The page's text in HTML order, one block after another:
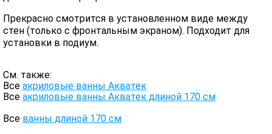
Прекрасно смотрится в установленном виде между
стен (только с фронтальным экраном). Подходит для
установки в подиум.
См. также:
Все акриловые ванны Акватек
Все акриловые ванны Акватек длиной 170 см
Все ванны длиной 170 см